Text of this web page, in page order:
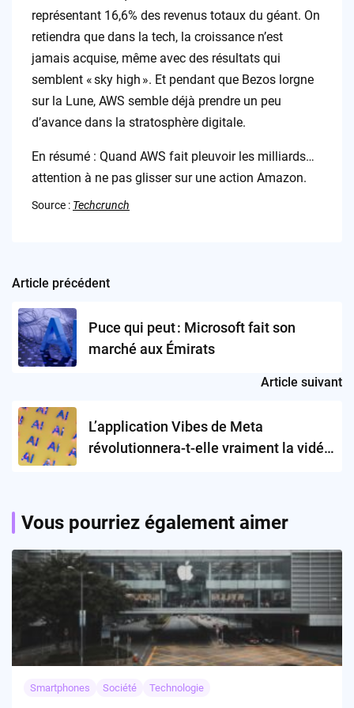
représentant 16,6% des revenus totaux du géant. On
retiendra que dans la tech, la croissance n’est
jamais acquise, même avec des résultats qui
semblent « sky high ». Et pendant que Bezos lorgne
sur la Lune, AWS semble déjà prendre un peu
d’avance dans la stratosphère digitale.
En résumé : Quand AWS fait pleuvoir les milliards…
attention à ne pas glisser sur une action Amazon.
Source : Techcrunch
Post
navigation
Article précédent
Puce qui peut : Microsoft fait son
marché aux Émirats
Article suivant
L’application Vibes de Meta
révolutionnera-t-elle vraiment la vidéo
Vous pourriez également aimer
Smartphones Société Technologie